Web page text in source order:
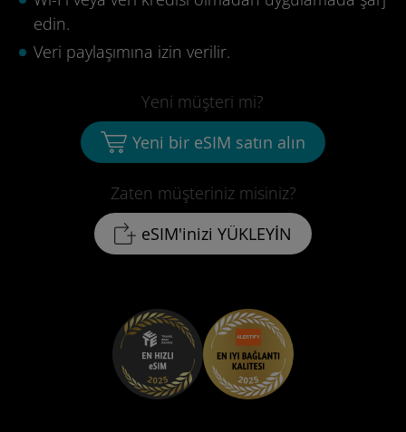
edin.
Veri paylaşımına izin verilir.
Zaten müşteriniz misiniz?
eSIM'inizi YÜKLEYİN
Yeni müşteri mi?
Yeni bir eSIM satın alın